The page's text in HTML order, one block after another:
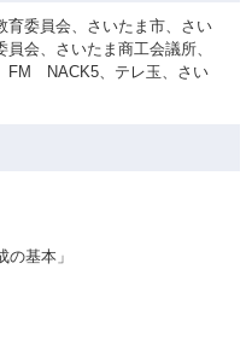
育委員会、さいたま市、さい
会、さいたま商工会議所、
FM NACK5、テレ玉、さい
の基本」